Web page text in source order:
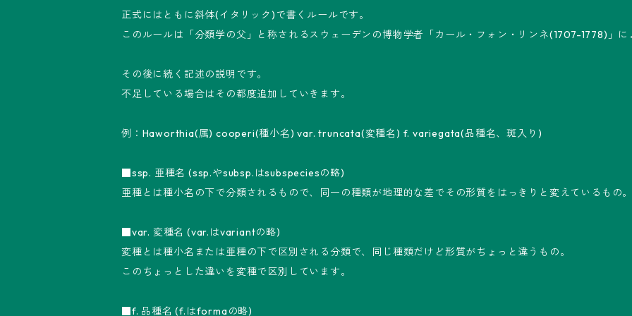
正式にはともに斜体(イタリック)で書くルールです。
このルールは「分類学の父」と称されるスウェーデンの博物学者「カール・フォン・リンネ(1707-1778)」に
その後に続く記述の説明です。
不足している場合はその都度追加していきます。
例：Haworthia(属) cooperi(種小名) var. truncata(変種名) f. variegata(品種名、斑入り)
■ssp. 亜種名 (ssp.やsubsp.はsubspeciesの略)
亜種とは種小名の下で分類されるもので、同一の種類が地理的な差でその形質をはっきりと変えているもの。
■var. 変種名 (var.はvariantの略)
変種とは種小名または亜種の下で区別される分類で、同じ種類だけど形質がちょっと違うもの。
このちょっとした違いを変種で区別しています。
■f. 品種名 (f.はformaの略)